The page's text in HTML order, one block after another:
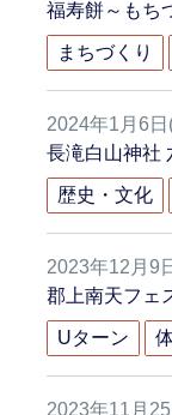
福寿餅～もち
まちづくり
2024年1月6
長滝白山神社
歴史・文化
2023年12月9
郡上南天フェ
Uターン
2023年11月